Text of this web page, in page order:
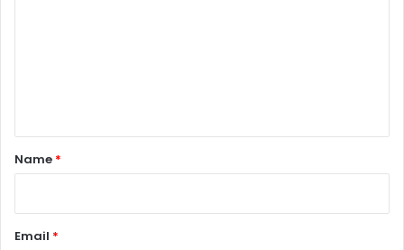
*Name *
Email *